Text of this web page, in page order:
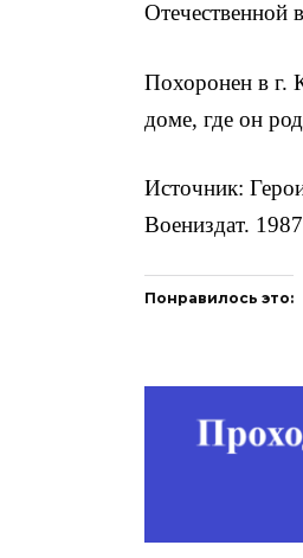
Отечест­венной
Похоронен в г.
доме, где он
Источник:
Воениздат.
Понравилось это: